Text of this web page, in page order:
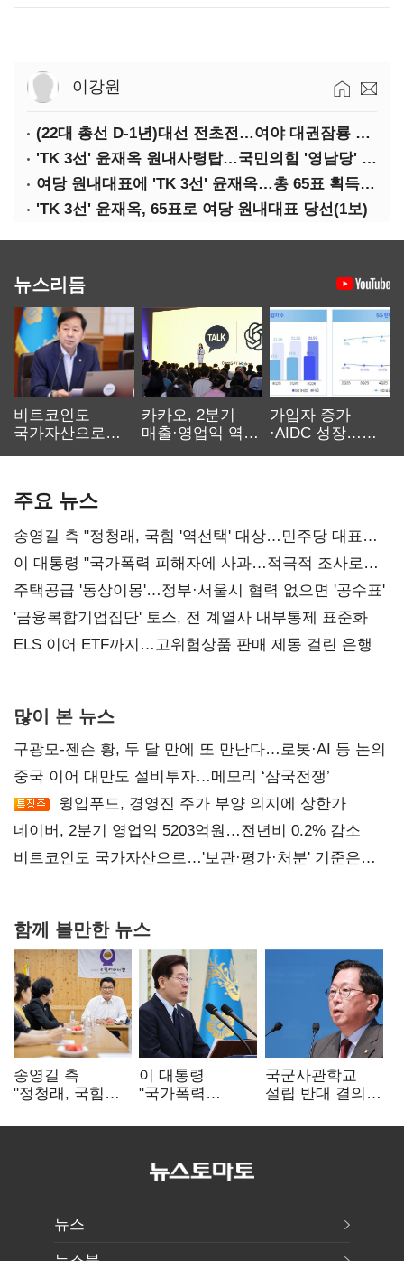
이강원
(22대 총선 D-1년)대선 전초전…여야 대권잠룡 명운 가른다
'TK 3선' 윤재옥 원내사령탑…국민의힘 '영남당' 전락(종합)
여당 원내대표에 'TK 3선' 윤재옥…총 65표 획득(상보)
'TK 3선' 윤재옥, 65표로 여당 원내대표 당선(1보)
뉴스리듬
비트코인도
국가자산으로…'
카카오, 2분기
매출·영업익 역대
가입자 증가
·AIDC 성장…
주요 뉴스
송영길 측 "정청래, 국힘 '역선택' 대상…민주당 대표로
총선 지휘 못해"
이 대통령 "국가폭력 피해자에 사과…적극적 조사로
진실 밝혀야"
주택공급 '동상이몽'…정부·서울시 협력 없으면 '공수표'
'금융복합기업집단' 토스, 전 계열사 내부통제 표준화
ELS 이어 ETF까지…고위험상품 판매 제동 걸린 은행
많이 본 뉴스
구광모-젠슨 황, 두 달 만에 또 만난다…로봇·AI 등 논의
중국 이어 대만도 설비투자…메모리 ‘삼국전쟁’
윙입푸드, 경영진 주가 부양 의지에 상한가
네이버, 2분기 영업익 5203억원…전년비 0.2% 감소
비트코인도 국가자산으로…'보관·평가·처분' 기준은
함께 볼만한 뉴스
송영길 측
"정청래, 국힘
민주당 대표로
이 대통령
"국가폭력
적극적 조사로
국군사관학교
설립 반대 결의안
"정치적 목적
뉴스